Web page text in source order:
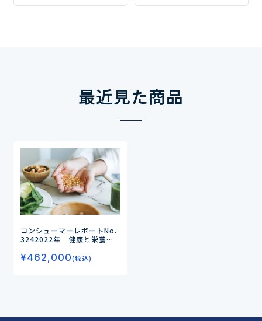
ズはどう変化しているのか
最近見た商品
コンシューマーレポートNo.
3242022年 健康と栄養に
弾）―「健康」を「睡眠」や
「ストレス」と関連づけてと
¥462,000(税込)